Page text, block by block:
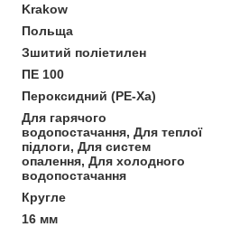
Krakow
Польща
Зшитий поліетилен
ПЕ 100
Пероксидний (PE-Xa)
Для гарячого
водопостачання, Для теплої
підлоги, Для систем
опалення, Для холодного
водопостачання
Кругле
16 мм